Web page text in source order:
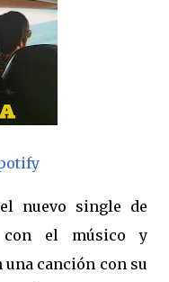
nuevo single de
con el músico y
canción con su